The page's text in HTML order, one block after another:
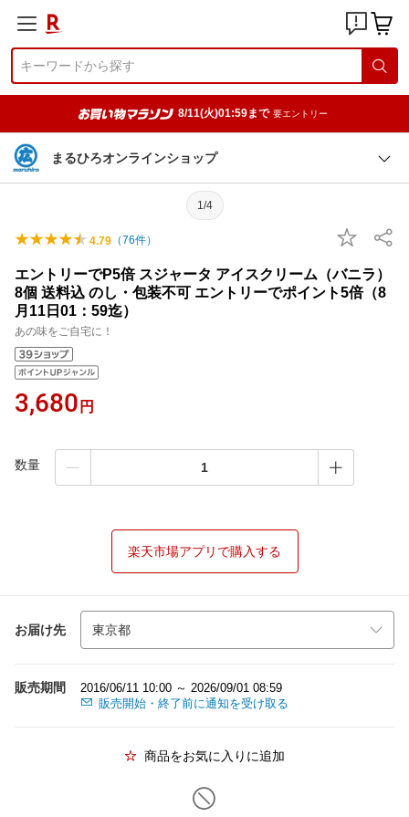
8/11(火)01:59まで 要エントリー
まるひろオンラインショップ
1/4
4.79 （76件）
エントリーでP5倍 スジャータ アイスクリーム（バニラ）
8個 送料込 のし・包装不可 エントリーでポイント5倍（8
月11日01：59迄）
あの味をご自宅に！
3,680 円
数量
楽天市場アプリで購入する
お届け先
販売期間
2016/06/11 10:00 ～ 2026/09/01 08:59
販売開始・終了前に通知を受け取る
商品をお気に入りに追加